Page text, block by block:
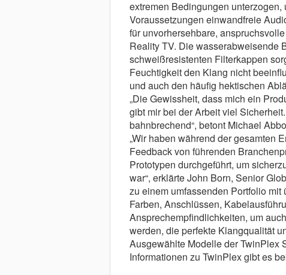
extremen Bedingungen
Voraussetzungen einwandfreie
für unvorhersehbare,
Reality TV. Die wasserabweisende
schweißresistenten Filterkappen
Feuchtigkeit den Klang nicht
und auch den häufig hektischen
„Die Gewissheit, dass mich ein
gibt mir bei der Arbeit viel
bahnbrechend“, betont Michael
„Wir haben während der gesamten
Feedback von führenden
Prototypen durchgeführt, um
war“, erklärte John Born, Senior
zu einem umfassenden Portfolio
Farben, Anschlüssen,
Ansprechempfindlichkeiten, um
werden, die perfekte Klangqualität
Ausgewählte Modelle der TwinPlex
Informationen zu TwinPlex gibt es